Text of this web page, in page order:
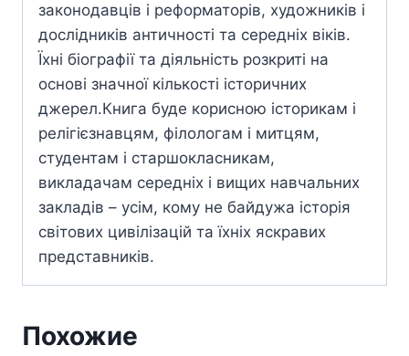
законодавців і реформаторів, художників і
дослідників античності та середніх віків.
Їхні біографії та діяльність розкриті на
основі значної кількості історичних
джерел.Книга буде корисною історикам і
релігієзнавцям, філологам і митцям,
студентам і старшокласникам,
викладачам середніх і вищих навчальних
закладів – усім, кому не байдужа історія
світових цивілізацій та їхніх яскравих
представників.
Похожие